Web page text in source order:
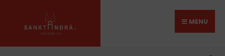
content
MENU